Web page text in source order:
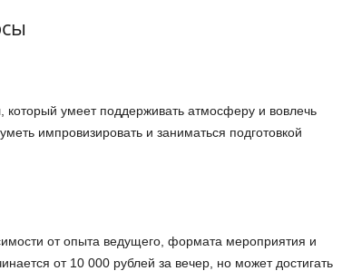
умеет поддерживать атмосферу и вовлечь
импровизировать и заниматься подготовкой
от опыта ведущего, формата мероприятия и
от 10 000 рублей за вечер, но может достигать